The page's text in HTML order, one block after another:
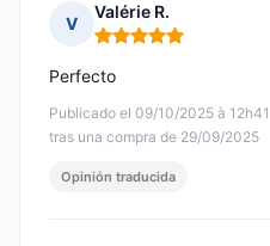
V
Valérie R.
Nota: 5 de 5
Publicado el 09/10/2025 à 12h41
tras una compra de 29/09/2025
Perfecto
Opinión traducida